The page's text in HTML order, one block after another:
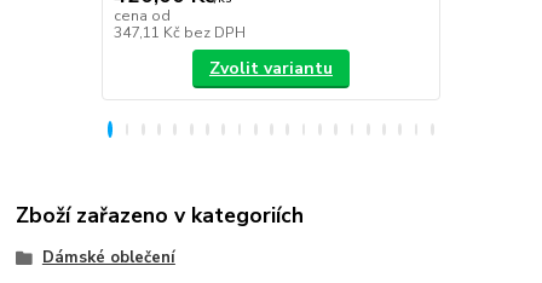
cena od
347,11 Kč bez DPH
Zvolit variantu
Zboží zařazeno v kategoriích
Dámské oblečení